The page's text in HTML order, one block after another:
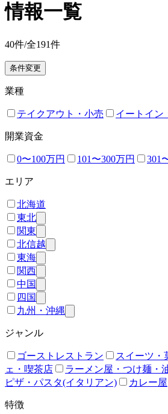
情報一覧
40件/全191件
条件変更
業種
テイクアウト・小売 イートイン
開業資金
0〜100万円 101〜300万円 301
エリア
北海道
東北
関東
北信越
東海
関西
中国
四国
九州・沖縄
ジャンル
ゴーストレストラン スイーツ・
ェ・喫茶店
ラーメン屋・つけ麺・
ピザ・パスタ(イタリアン)
カレー屋
特徴